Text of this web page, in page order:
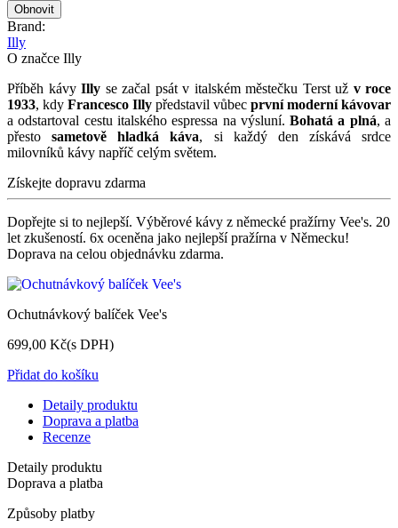
Brand:
Illy
O značce Illy
Příběh kávy Illy se začal psát v italském městečku Terst už v roce
1933, kdy Francesco Illy představil vůbec první moderní kávovar
a odstartoval cestu italského espressa na výsluní.Bohatá a plná, a
přestosametově hladká káva, si každý den získává srdce
milovníků kávy napříč celým světem.
Získejte dopravu zdarma
Dopřejte si to nejlepší. Výběrové kávy z německé pražírny Vee's. 20
let zkušeností. 6x oceněna jako nejlepší pražírna v Německu!
Doprava na celou objednávku zdarma.
Ochutnávkový balíček Vee's
699,00 Kč(s DPH)
Přidat do košíku
Detaily produktu
Doprava a platba
Recenze
Detaily produktu
Doprava a platba
Způsoby platby